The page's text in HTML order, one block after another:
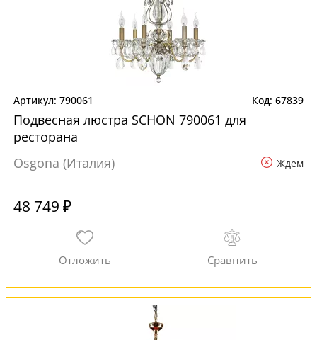
790061 67839
Подвесная люстра SCHON 790061 для
ресторана
Osgona (Италия)
Ждем
48 749 ₽